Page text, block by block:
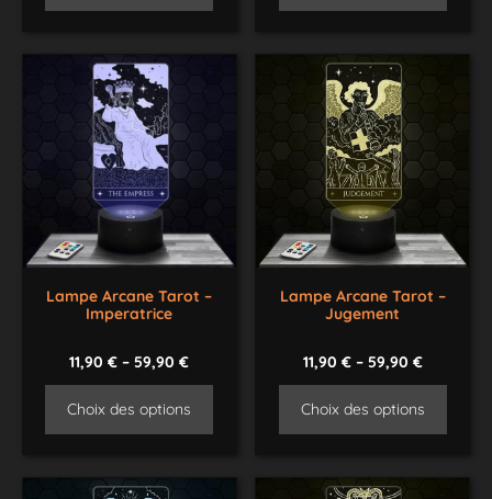
Lampe Arcane Tarot –
Imperatrice
11,90€ –59,90€
Choix des options
Lampe Arcane Tarot –
Jugement
11,90 €– 59,90 €
Choix des options